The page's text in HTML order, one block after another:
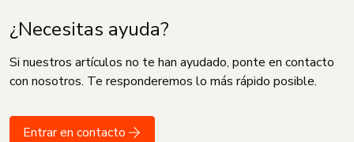
¿Necesitas ayuda?
Si nuestros artículos no te han ayudado, ponte en contacto
con nosotros. Te responderemos lo más rápido posible.
Entrar en contacto